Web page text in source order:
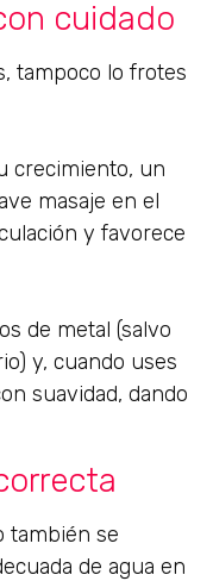
cuidado
tampoco lo frotes
crecimiento, un
masaje en el
y favorece
de metal (salvo
y, cuando uses
suavidad, dando
también se
de agua en